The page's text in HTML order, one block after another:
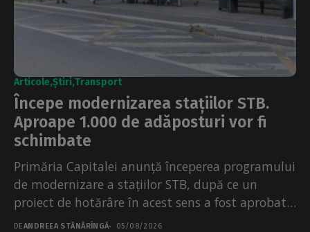
Articole Știri Transport
Începe modernizarea stațiilor STB.
Aproape 1.000 de adăposturi vor fi
schimbate
Primăria Capitalei anunță începerea programului
de modernizare a stațiilor STB, după ce un
proiect de hotărâre în acest sens a fost aprobat
de...
DEANDREEA STĂNĂRÎNGĂ 05/08/2026